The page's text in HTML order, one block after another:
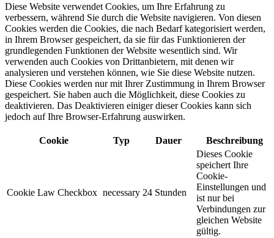
Diese Website verwendet Cookies, um Ihre Erfahrung zu
verbessern, während Sie durch die Website navigieren. Von diesen
Cookies werden die Cookies, die nach Bedarf kategorisiert werden,
in Ihrem Browser gespeichert, da sie für das Funktionieren der
grundlegenden Funktionen der Website wesentlich sind. Wir
verwenden auch Cookies von Drittanbietern, mit denen wir
analysieren und verstehen können, wie Sie diese Website nutzen.
Diese Cookies werden nur mit Ihrer Zustimmung in Ihrem Browser
gespeichert. Sie haben auch die Möglichkeit, diese Cookies zu
deaktivieren. Das Deaktivieren einiger dieser Cookies kann sich
jedoch auf Ihre Browser-Erfahrung auswirken.
Cookie Typ Dauer Beschreibung
Cookie Law Checkbox necessary 24 Stunden
Dieses Cookie
speichert Ihre
Cookie-
Einstellungen und
ist nur bei
Verbindungen zur
gleichen Website
gültig.